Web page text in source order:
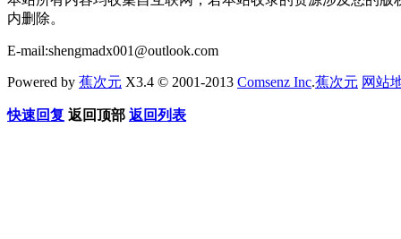
内删除。
E-mail:shengmadx001@outlook.com
Powered by 蕉次元 X3.4 © 2001-2013 Comsenz Inc.蕉次元 网站
快速回复 返回顶部 返回列表